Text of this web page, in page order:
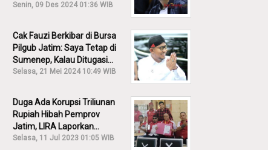
Senin, 09 Des 2024 01:36 WIB
Cak Fauzi Berkibar di Bursa
Pilgub Jatim: Saya Tetap di
Sumenep, Kalau Ditugasi
Partai Lain Cerita!
Selasa, 21 Mei 2024 10:49 WIB
Duga Ada Korupsi Triliunan
Rupiah Hibah Pemprov
Jatim, LIRA Laporkan
Khofifah ke KPK: Dia Harus
Selasa, 11 Jul 2023 01:05 WIB